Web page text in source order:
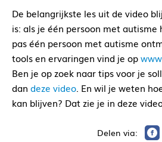
De belangrijkste les uit de video
is: als je één persoon met
pas één persoon met autisme
tools en ervaringen vind je op
Ben je op zoek naar tips voor je
dan deze video. En wil je weten
kan blijven? Dat zie je in deze